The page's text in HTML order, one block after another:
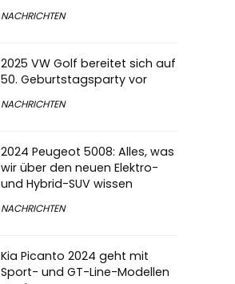
NACHRICHTEN
2025 VW Golf bereitet sich auf
50. Geburtstagsparty vor
NACHRICHTEN
2024 Peugeot 5008: Alles, was
wir über den neuen Elektro-
und Hybrid-SUV wissen
NACHRICHTEN
Kia Picanto 2024 geht mit
Sport- und GT-Line-Modellen